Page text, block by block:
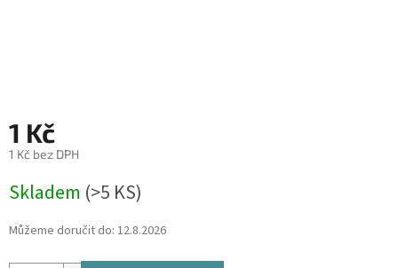
1 Kč
1 Kč bez DPH
cena:
Skladem (>5 KS)
Můžeme doručit do: 12.8.2026